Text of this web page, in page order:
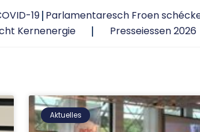
19 Parlamentaresch Froen
Kernenergie Presseiessen 2026
Aktuelles